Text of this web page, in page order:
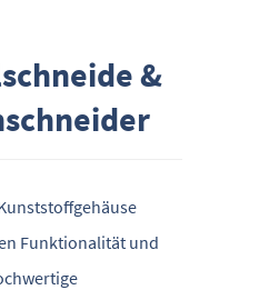
&
Funktionalität und